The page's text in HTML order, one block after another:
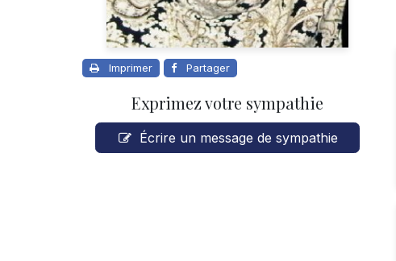
Imprimer Partager
Exprimez votre sympathie
Écrire un message de sympathie